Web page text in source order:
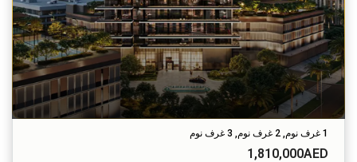
1 غرف نوم, 2 غرف نوم, 3 غرف نوم
1,810,000AED